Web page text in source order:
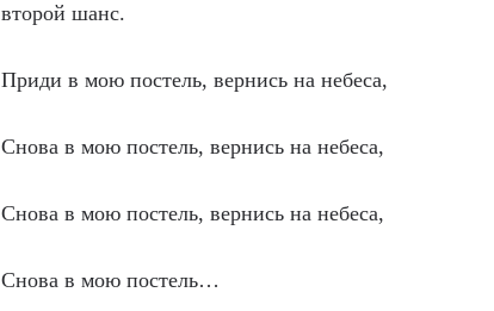
второй шанс.
Приди в мою постель, вернись на небеса,
Снова в мою постель, вернись на небеса,
Снова в мою постель, вернись на небеса,
Снова в мою постель…